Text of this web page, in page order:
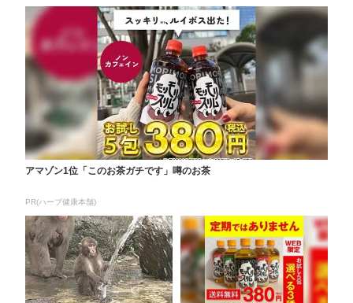
アマゾン1位「このお茶ガチです」噂のお茶
PR(ハーブ健康本舗)